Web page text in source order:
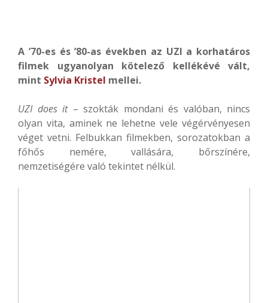
A ’70-es és ’80-as években az UZI a korhatáros
filmek ugyanolyan kötelező kellékévé vált,
mint Sylvia Kristel mellei.
UZI does it– szokták mondani és valóban, nincs
olyan vita, aminek ne lehetne vele végérvényesen
véget vetni. Felbukkan filmekben, sorozatokban a
főhős nemére, vallására, bőrszínére,
nemzetiségére való tekintet nélkül.